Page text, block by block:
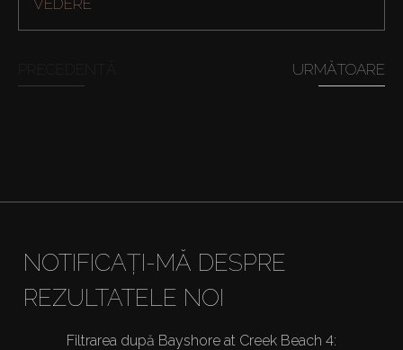
Off-Plan
Agenți
About Us
URMĂTOARE
NOTIFICAȚI-MĂ DESPRE
REZULTATELE NOI
Filtrarea după Bayshore at Creek Beach 4: